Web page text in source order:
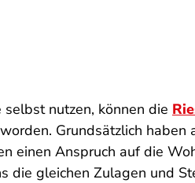
nutzen, können die
Grundsätzlich
einen Anspruch auf die
die gleichen Zulagen und